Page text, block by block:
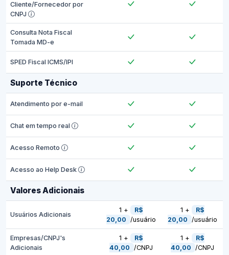
Cliente/Fornecedor por
CNPJ
Consulta Nota Fiscal
Tomada MD-e
SPED Fiscal ICMS/IPI
Suporte Técnico
Atendimento por e-mail
Chat em tempo real
Acesso Remoto
Acesso ao Help Desk
Valores Adicionais
Usuários Adicionais
1 +
R$
20,00 /usuário
1 +
R$
20,00 /usuário
Empresas/CNPJ's
Adicionais
1 +
R$
40,00 /CNPJ
1 +
R$
40,00 /CNPJ